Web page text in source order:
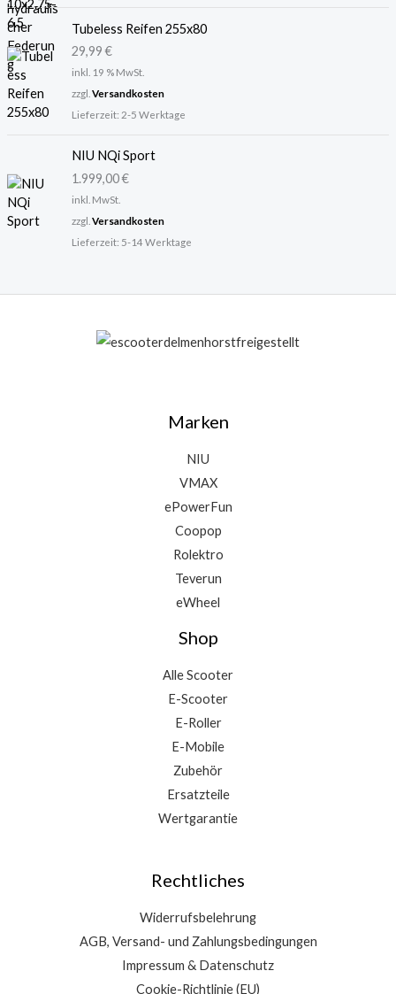
P
w
r
i
Tubeless Reifen 255x80
29,99€
inkl. 19 % MwSt.
zzgl. Versandkosten
Lieferzeit: 2-5 Werktage
NIU NQi Sport
1.999,00€
inkl. MwSt.
zzgl. Versandkosten
Lieferzeit: 5-14 Werktage
Marken
NIU
VMAX
ePowerFun
Coopop
Rolektro
Teverun
eWheel
Shop
Alle Scooter
E-Scooter
E-Roller
E-Mobile
Zubehör
Ersatzteile
Wertgarantie
Rechtliches
Widerrufsbelehrung
AGB, Versand- und Zahlungsbedingungen
Impressum & Datenschutz
Cookie-Richtlinie (EU)